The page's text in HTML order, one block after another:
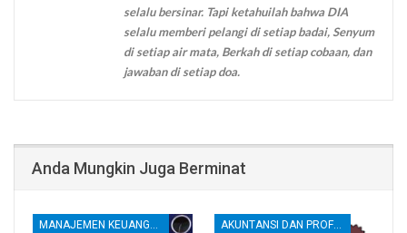
selalu bersinar. Tapi ketahuilah bahwa DIA
selalu memberi pelangi di setiap badai, Senyum
di setiap air mata, Berkah di setiap cobaan, dan
jawaban di setiap doa.
Anda Mungkin Juga Berminat
MANAJEMEN KEUANGAN AKUNTANSI DAN PROFESI AKUNTAN